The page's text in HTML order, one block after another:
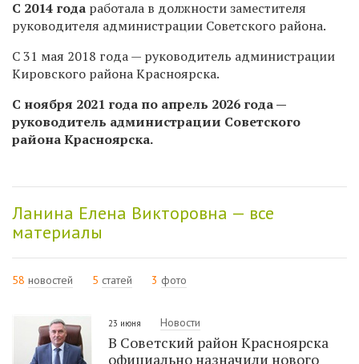
С 2014 года работала в должности заместителя
руководителя администрации Советского района.
С 31 мая 2018 года — руководитель администрации
Кировского района Красноярска.
С ноября 2021 года по апрель 2026 года —
руководитель администрации Советского
района Красноярска.
Ланина Елена Викторовна — все
материалы
58 новостей 5 статей 3 фото
23 июня Новости
В Советский район Красноярска
официально назначили нового